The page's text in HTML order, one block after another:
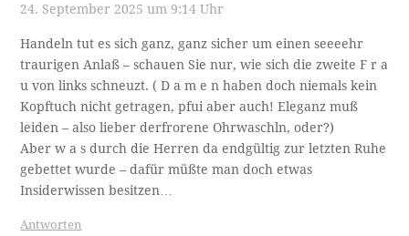
24. September 2025 um 9:14 Uhr
Handeln tut es sich ganz, ganz sicher um einen seeeehr
traurigen Anlaß – schauen Sie nur, wie sich die zweite F r a
u von links schneuzt. ( D a m e n haben doch niemals kein
Kopftuch nicht getragen, pfui aber auch! Eleganz muß
leiden – also lieber derfrorene Ohrwaschln, oder?)
Aber w a s durch die Herren da endgültig zur letzten Ruhe
gebettet wurde – dafür müßte man doch etwas
Insiderwissen besitzen…
Antworten